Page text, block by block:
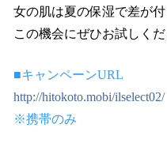
女の肌は夏の保湿で差が付
この機会にぜひお試しく
■キャンペーンURL
http://hitokoto.mobi/ilselect02/
※携帯のみ